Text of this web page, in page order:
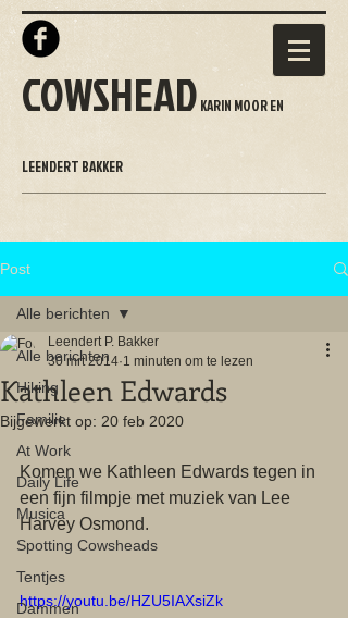
COWSHEAD KARIN MOOR EN
LEENDERT BAKKER
Post
Alle berichten
Hiking
Familie
At Work
Daily Life
Musica
Spotting Cowsheads
Tentjes
Dammen
Alle berichten
Kathleen Edwards
Leendert P. Bakker
30 mrt 2014 1 minuten om te lezen
Bijgewerkt op: 20 feb 2020
Komen we Kathleen Edwards tegen in
een fijn filmpje met muziek van Lee
Harvey Osmond.
https://youtu.be/HZU5IAXsiZk